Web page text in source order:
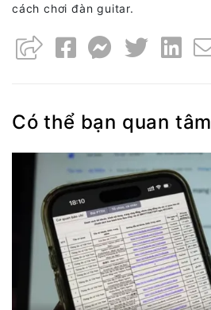
cách chơi đàn guitar.
Có thể bạn quan tâm